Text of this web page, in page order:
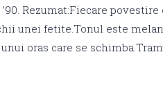
Rezumat:Fiecare povestire
unei fetite.Tonul este
oras care se